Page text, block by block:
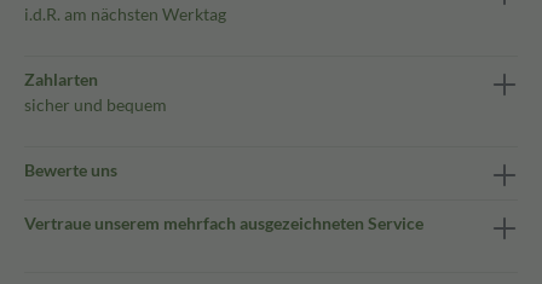
i.d.R. am nächsten Werktag
Zahlarten
sicher und bequem
Bewerte uns
Vertraue unserem mehrfach ausgezeichneten Service